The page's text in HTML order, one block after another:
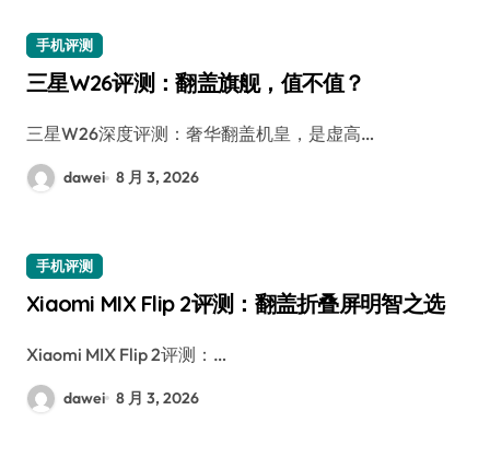
手机评测
三星W26评测：翻盖旗舰，值不值？
三星W26深度评测：奢华翻盖机皇，是虚高…
dawei 8 月 3, 2026
手机评测
Xiaomi MIX Flip 2评测：翻盖折叠屏明智之选
Xiaomi MIX Flip 2评测：…
dawei 8 月 3, 2026